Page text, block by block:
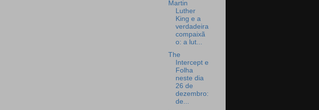
Martin
Luther
King e a
verdadeira
compaixã
o: a lut...
The
Intercept e
Folha
neste dia
26 de
dezembro:
de...